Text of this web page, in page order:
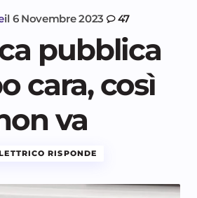
il 6 Novembre 2023 47
pubblica
cara, così
va
RISPONDE